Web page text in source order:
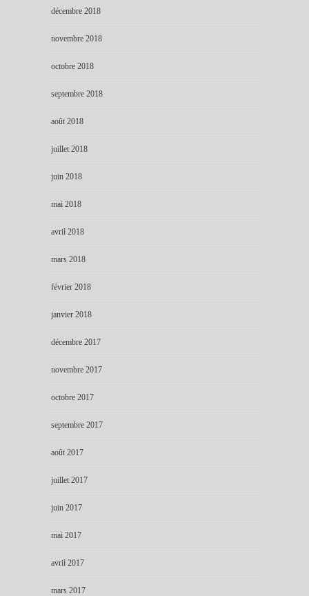
décembre 2018
novembre 2018
octobre 2018
septembre 2018
août 2018
juillet 2018
juin 2018
mai 2018
avril 2018
mars 2018
février 2018
janvier 2018
décembre 2017
novembre 2017
octobre 2017
septembre 2017
août 2017
juillet 2017
juin 2017
mai 2017
avril 2017
mars 2017